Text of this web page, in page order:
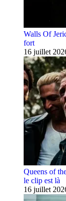
Walls Of
fort
16 juillet
Queens of
le clip est là
16 juillet